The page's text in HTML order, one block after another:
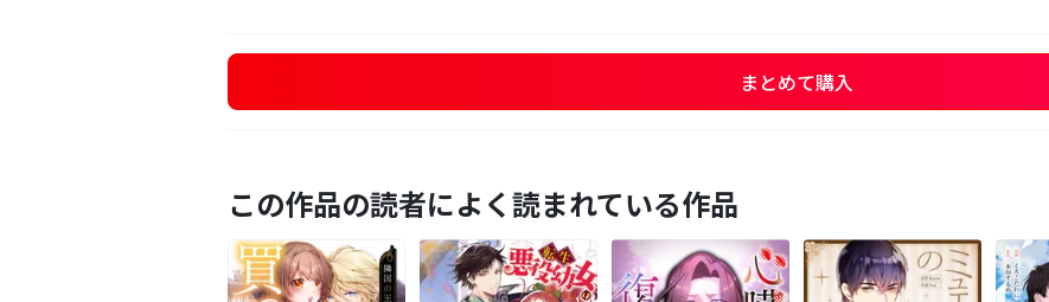
まとめて購入
この作品の読者によく読まれている作品